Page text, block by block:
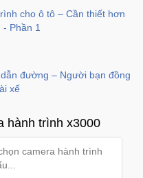
cho ô tô – Cần thiết hơn
Phần 1
đường – Người bạn đồng
xế
hành trình x3000